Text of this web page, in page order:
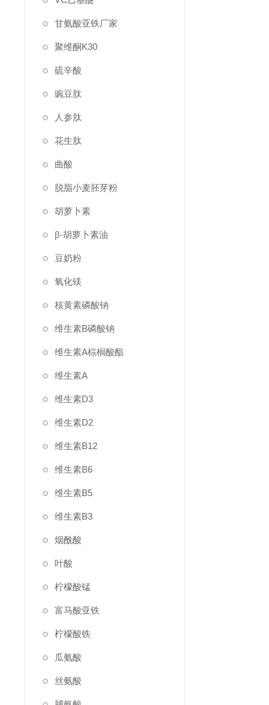
甘氨酸亚铁厂家
聚维酮K30
硫辛酸
豌豆肽
人参肽
花生肽
曲酸
脱脂小麦胚芽粉
胡萝卜素
β-胡萝卜素油
豆奶粉
氧化镁
核黄素磷酸钠
维生素B磷酸钠
维生素A棕榈酸酯
维生素A
维生素D3
维生素D2
维生素B12
维生素B6
维生素B5
维生素B3
烟酰酸
叶酸
柠檬酸锰
富马酸亚铁
柠檬酸铁
瓜氨酸
丝氨酸